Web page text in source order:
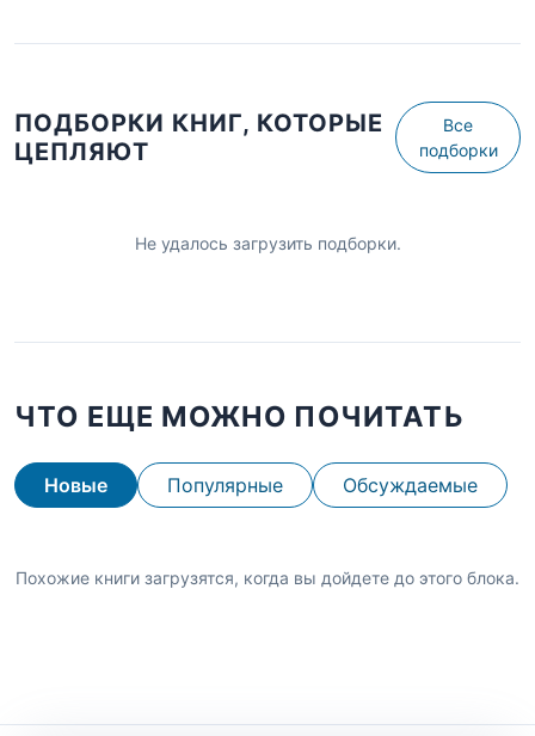
ПОДБОРКИ КНИГ, КОТОРЫЕ
ЦЕПЛЯЮТ
Все
подборки
Не удалось загрузить подборки.
ЧТО ЕЩЕ МОЖНО ПОЧИТАТЬ
Новые Популярные Обсуждаемые
Похожие книги загрузятся, когда вы дойдете до этого блока.